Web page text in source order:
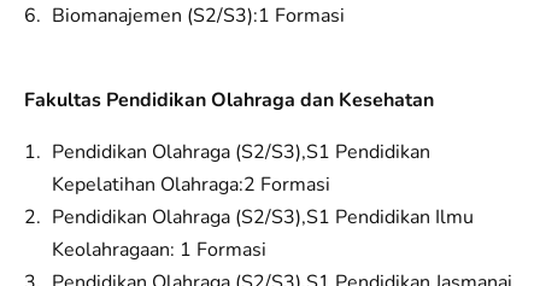
Biomanajemen (S2/S3):1 Formasi
Fakultas Pendidikan Olahraga dan Kesehatan
Pendidikan Olahraga (S2/S3),S1 Pendidikan
Kepelatihan Olahraga:2 Formasi
Pendidikan Olahraga (S2/S3),S1 Pendidikan Ilmu
Keolahragaan: 1 Formasi